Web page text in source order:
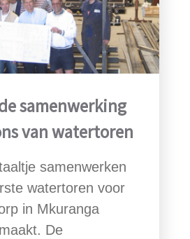
samenwerking
van watertoren
samenwerken
watertoren voor
in Mkuranga
De